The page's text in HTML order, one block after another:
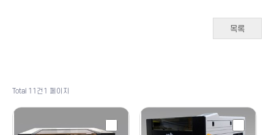
목록
Total 11건 1 페이지